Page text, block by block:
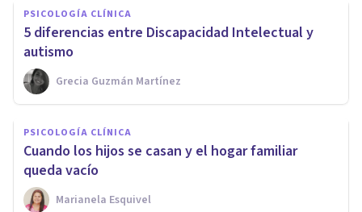
PSICOLOGÍA CLÍNICA
5 diferencias entre Discapacidad Intelectual y
autismo
Grecia Guzmán Martínez
PSICOLOGÍA CLÍNICA
Cuando los hijos se casan y el hogar familiar
queda vacío
Marianela Esquivel